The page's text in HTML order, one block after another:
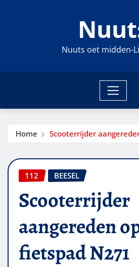
Nuuts oet midden-
Home Scooterrijder
112 BEESEL
Scooterrijder
aangereden
fietspad N271